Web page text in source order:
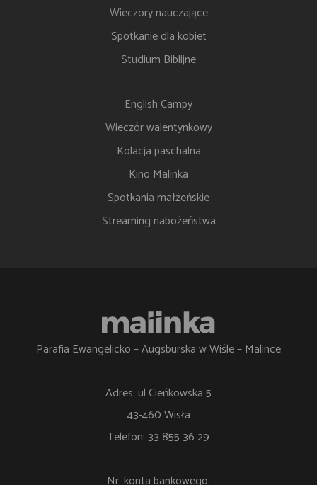
Wieczory nauczające
Spotkanie dla kobiet
Studium Biblijne
English Campy
Wieczór walentynkowy
Kolacja paschalna
Kino Malinka
Spotkania małżeńskie
Streaming nabożeństwa
Parafia Ewangelicko – Augsburska w Wiśle – Malince
Adres: ul Cieńkowska 5
43-460 Wisła
Telefon: 33 855 36 29